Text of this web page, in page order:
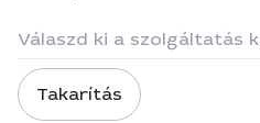
Válaszd ki a szolgáltatás
Takarítás